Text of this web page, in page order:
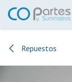
Ir al contenido
Repuestos